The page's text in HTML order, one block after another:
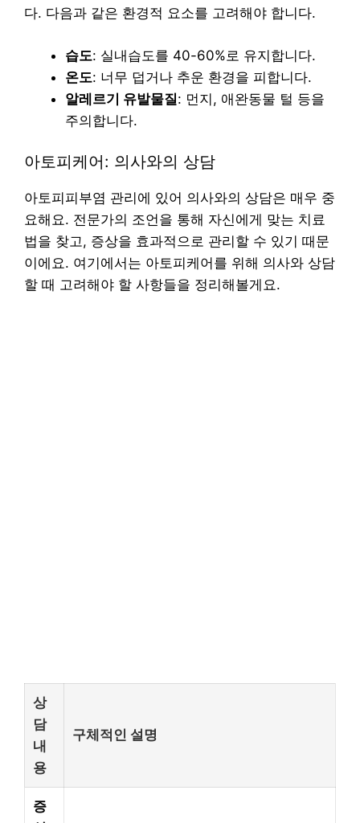
다. 다음과 같은 환경적 요소를 고려해야 합니다.
습도: 실내습도를 40-60%로 유지합니다.
온도: 너무 덥거나 추운 환경을 피합니다.
알레르기 유발물질: 먼지, 애완동물 털 등을
주의합니다.
아토피케어: 의사와의 상담
아토피피부염 관리에 있어 의사와의 상담은 매우 중
요해요. 전문가의 조언을 통해 자신에게 맞는 치료
법을 찾고, 증상을 효과적으로 관리할 수 있기 때문
이에요. 여기에서는 아토피케어를 위해 의사와 상담
할 때 고려해야 할 사항들을 정리해볼게요.
상
담
내
용
구체적인 설명
증